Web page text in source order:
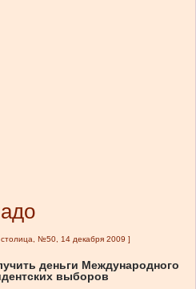
№50, 14 декабря 2009 ]
деньги Международного
выборов